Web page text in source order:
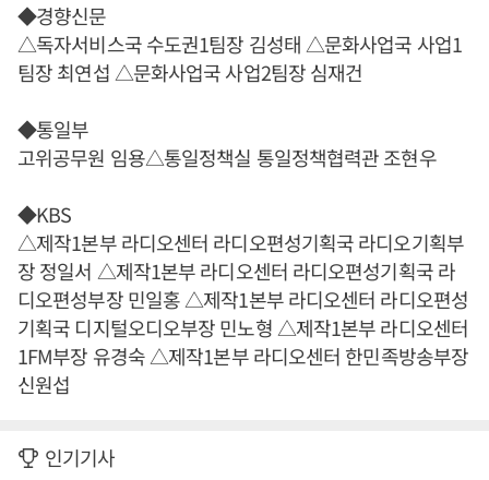
◆경향신문
△독자서비스국 수도권1팀장 김성태 △문화사업국 사업1
팀장 최연섭 △문화사업국 사업2팀장 심재건
◆통일부
고위공무원 임용△통일정책실 통일정책협력관 조현우
◆KBS
△제작1본부 라디오센터 라디오편성기획국 라디오기획부
장 정일서 △제작1본부 라디오센터 라디오편성기획국 라
디오편성부장 민일홍 △제작1본부 라디오센터 라디오편성
기획국 디지털오디오부장 민노형 △제작1본부 라디오센터
1FM부장 유경숙 △제작1본부 라디오센터 한민족방송부장
신원섭
인기기사